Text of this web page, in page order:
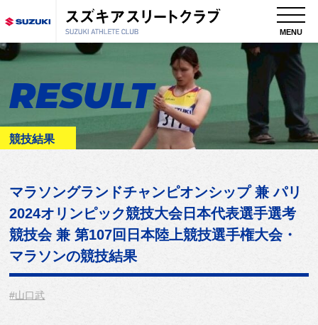
MENU
RESULT
競技結果
マラソングランドチャンピオンシップ 兼 パリ
2024オリンピック競技大会日本代表選手選考
競技会 兼 第107回日本陸上競技選手権大会・
マラソンの競技結果
#山口武